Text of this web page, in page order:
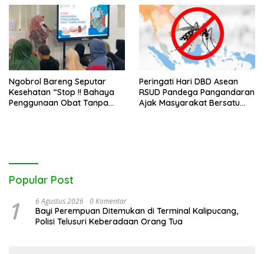
Ngobrol Bareng Seputar
Kesehatan “Stop !! Bahaya
Penggunaan Obat Tanpa
Peringati Hari DBD Asean
RSUD Pandega Pangandaran
Ajak Masyarakat Bersatu
Popular Post
1 6 Agustus 2026 0 Komentar
Bayi Perempuan Ditemukan di Terminal Kalipucang,
Polisi Telusuri Keberadaan Orang Tua